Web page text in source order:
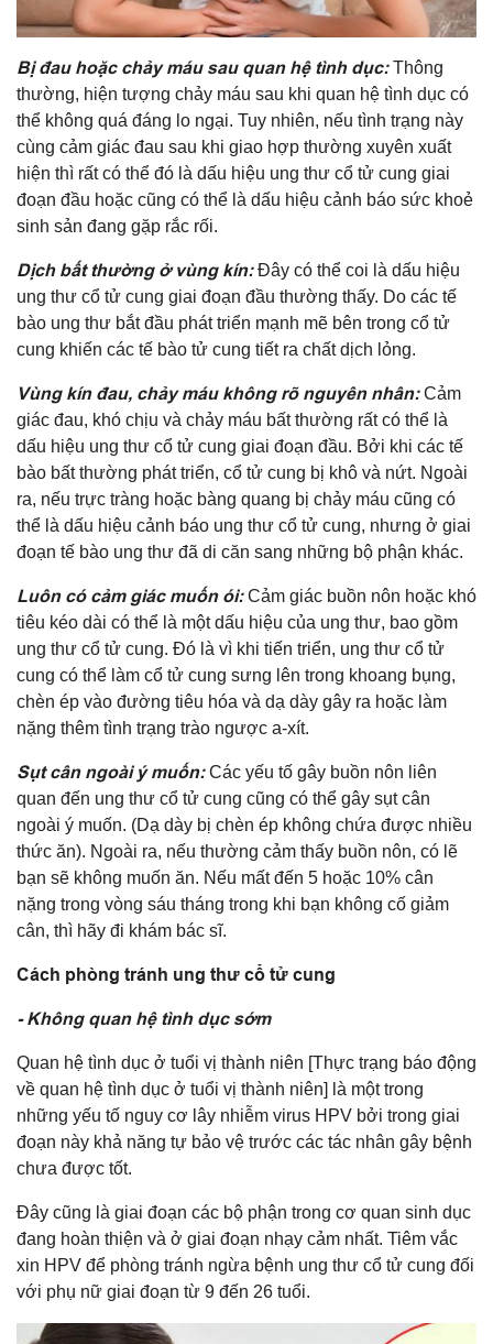
Bị đau hoặc chảy máu sau quan hệ tình dục:Thông
thường, hiện tượng chảy máu sau khi quan hệ tình dục có
thể không quá đáng lo ngại. Tuy nhiên, nếu tình trạng này
cùng cảm giác đau sau khi giao hợp thường xuyên xuất
hiện thì rất có thể đó là dấu hiệu ung thư cổ tử cung giai
đoạn đầu hoặc cũng có thể là dấu hiệu cảnh báo sức khoẻ
sinh sản đang gặp rắc rối.
Dịch bất thường ở vùng kín: Đây có thể coi là dấu hiệu
ung thư cổ tử cung giai đoạn đầu thường thấy. Do các tế
bào ung thư bắt đầu phát triển mạnh mẽ bên trong cổ tử
cung khiến các tế bào tử cung tiết ra chất dịch lỏng.
Vùng kín đau, chảy máu không rõ nguyên nhân: Cảm
giác đau, khó chịu và chảy máu bất thường rất có thể là
dấu hiệu ung thư cổ tử cung giai đoạn đầu. Bởi khi các tế
bào bất thường phát triển, cổ tử cung bị khô và nứt. Ngoài
ra, nếu trực tràng hoặc bàng quang bị chảy máu cũng có
thể là dấu hiệu cảnh báo ung thư cổ tử cung, nhưng ở giai
đoạn tế bào ung thư đã di căn sang những bộ phận khác.
Luôn có cảm giác muốn ói: Cảm giác buồn nôn hoặc khó
tiêu kéo dài có thể là một dấu hiệu của ung thư, bao gồm
ung thư cổ tử cung. Đó là vì khi tiến triển, ung thư cổ tử
cung có thể làm cổ tử cung sưng lên trong khoang bụng,
chèn ép vào đường tiêu hóa và dạ dày gây ra hoặc làm
nặng thêm tình trạng trào ngược a-xít.
Sụt cân ngoài ý muốn: Các yếu tố gây buồn nôn liên
quan đến ung thư cổ tử cung cũng có thể gây sụt cân
ngoài ý muốn. (Dạ dày bị chèn ép không chứa được nhiều
thức ăn). Ngoài ra, nếu thường cảm thấy buồn nôn, có lẽ
bạn sẽ không muốn ăn. Nếu mất đến 5 hoặc 10% cân
nặng trong vòng sáu tháng trong khi bạn không cố giảm
cân, thì hãy đi khám bác sĩ.
Cách phòng tránh ung thư cổ tử cung
- Không quan hệ tình dục sớm
Quan hệ tình dục ở tuổi vị thành niên [Thực trạng báo động
về quan hệ tình dục ở tuổi vị thành niên] là một trong
những yếu tố nguy cơ lây nhiễm virus HPV bởi trong giai
đoạn này khả năng tự bảo vệ trước các tác nhân gây bệnh
chưa được tốt.
Đây cũng là giai đoạn các bộ phận trong cơ quan sinh dục
đang hoàn thiện và ở giai đoạn nhạy cảm nhất. Tiêm vắc
xin HPV để phòng tránh ngừa bệnh ung thư cổ tử cung đối
với phụ nữ giai đoạn từ 9 đến 26 tuổi.